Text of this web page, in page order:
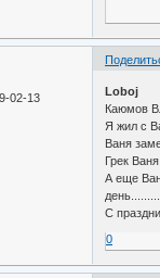
02-13
Loboj
Каюмов
Я жил с
Ваня
Грек
А еще
С
0